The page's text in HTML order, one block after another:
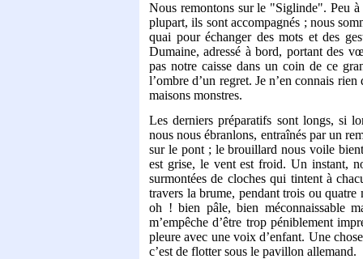
Nous remontons sur le "Siglinde". Peu
plupart, ils sont accompagnés ; nous
quai pour échanger des mots et des
Dumaine, adressé à bord, portant des
pas notre caisse dans un coin de ce
l’ombre d’un regret. Je n’en connais
maisons monstres.
Les derniers préparatifs sont longs, si
nous nous ébranlons, entraînés par un
sur le pont ; le brouillard nous voile
est grise, le vent est froid. Un instant,
surmontées de cloches qui tintent à
travers la brume, pendant trois ou
oh ! bien pâle, bien méconnaissable
m’empêche d’être trop péniblement
pleure avec une voix d’enfant. Une
c’est de flotter sous le pavillon allemand.